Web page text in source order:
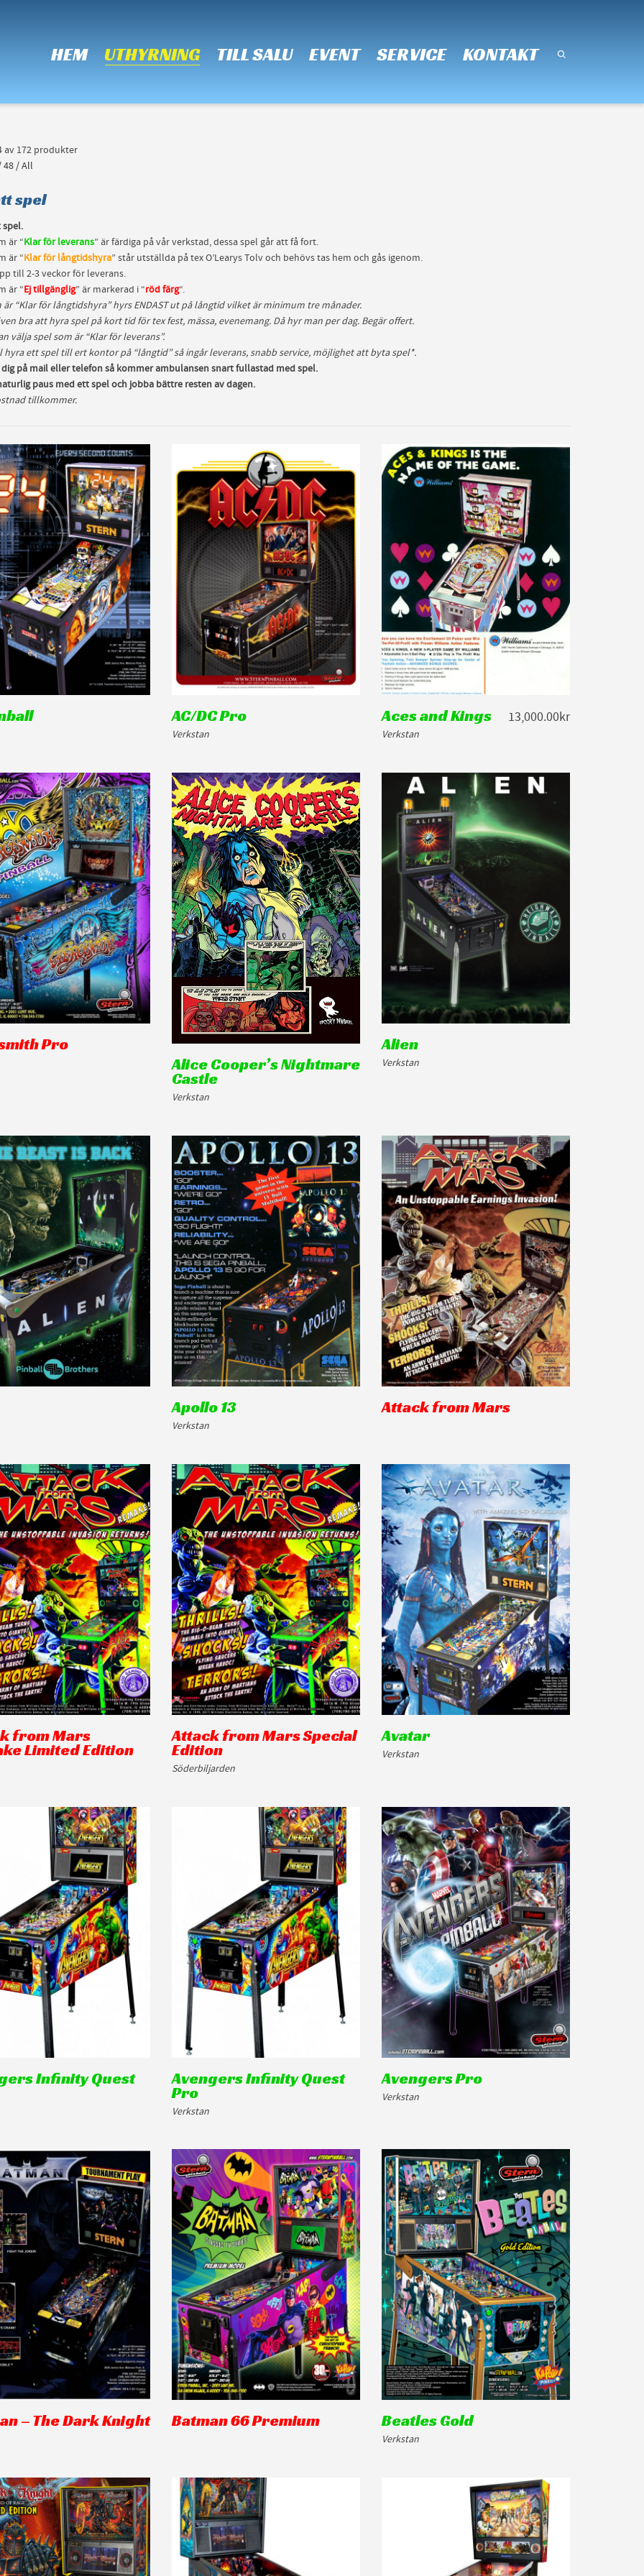
HEM UTHYRNING TILL SALU EVENT SERVICE KONTAKT
av 172 produkter
48/All
spel
spel.
är “Klar för leverans” är färdiga på vår verkstad, dessa spel går att få fort.
är “Klar för långtidshyra” står utställda på tex O’Learys Tolv och behövs tas hem och gås igenom.
till 2-3 veckor för leverans.
är “Ej tillgänglig” är markerad i “röd färg“.
är “Klar för långtidshyra” hyrs ENDAST ut på långtid vilket är minimum tre månader.
bra att hyra spel på kort tid för tex fest, mässa, evenemang. Då hyr man per dag. Begär offert.
välja spel som är “Klar för leverans”.
hyra ett spel till ert kontor på “långtid” så ingår leverans, snabb service, möjlighet att byta spel*.
dig på mail eller telefon så kommer ambulansen snart fullastad med spel.
paus med ett spel och jobba bättre resten av dagen.
tillkommer.
AC/DC Pro
Verkstan
Aces and Kings
Verkstan
13,000.00kr
Pro
Alice Cooper’s Nightmare
Castle
Verkstan
Alien
Verkstan
Apollo 13
Verkstan
Attack from Mars
from Mars
Limited Edition
Attack from Mars Special
Edition
Söderbiljarden
Avatar
Verkstan
Infinity Quest Avengers Infinity Quest
Pro
Verkstan
Avengers Pro
Verkstan
– The Dark Knight Batman 66 Premium Beatles Gold
Verkstan